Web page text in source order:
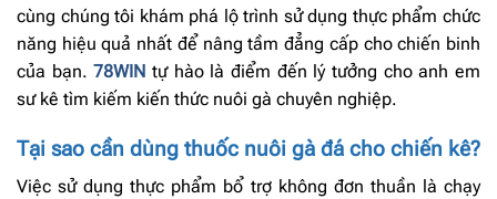
cùng chúng tôi khám phá lộ trình sử dụng thực phẩm chức
năng hiệu quả nhất để nâng tầm đẳng cấp cho chiến binh
của bạn.78WIN tự hào là điểm đến lý tưởng cho anh em
sư kê tìm kiếm kiến thức nuôi gà chuyên nghiệp.
Tại sao cần dùng thuốc nuôi gà đá cho chiến kê?
Việc sử dụng thực phẩm bổ trợ không đơn thuần là chạy